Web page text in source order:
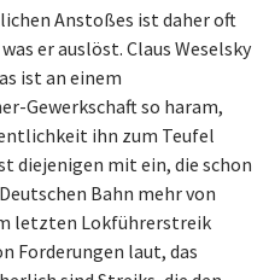
Anstoßes ist daher oft
er auslöst. Claus Weselsky
ist an einem
Gewerkschaft so haram,
ihn zum Teufel
diejenigen mit ein, die schon
Bahn mehr von
letzten Lokführerstreik
Forderungen laut, das